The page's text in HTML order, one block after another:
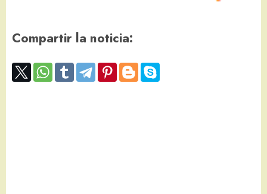
Compartir la noticia: